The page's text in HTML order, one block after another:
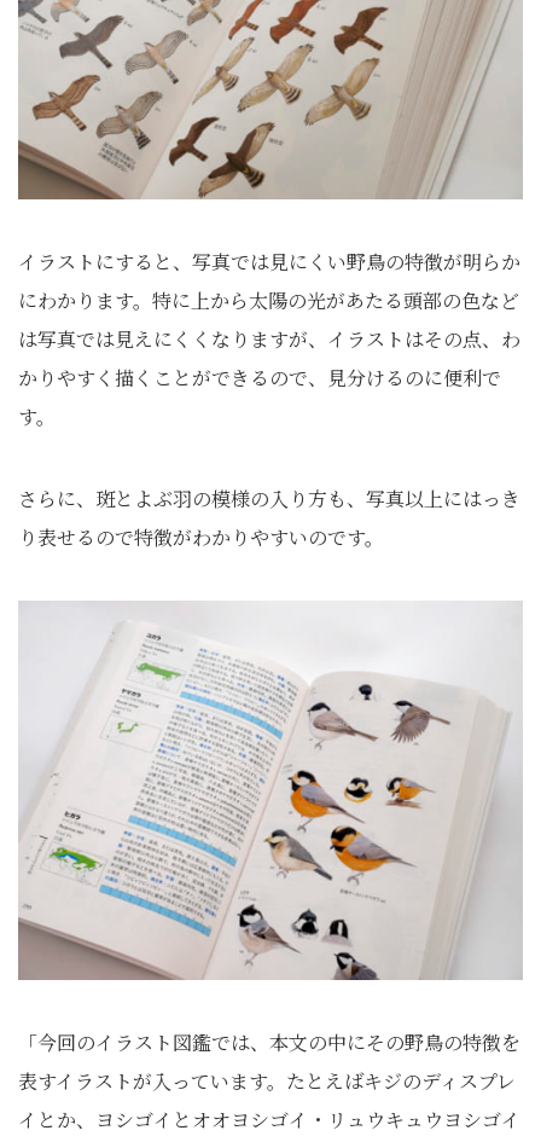
イラストにすると、写真では見にくい野鳥の特徴が明らか
にわかります。特に上から太陽の光があたる頭部の色など
は写真では見えにくくなりますが、イラストはその点、わ
かりやすく描くことができるので、見分けるのに便利で
す。
さらに、斑とよぶ羽の模様の入り方も、写真以上にはっき
り表せるので特徴がわかりやすいのです。
「今回のイラスト図鑑では、本文の中にその野鳥の特徴を
表すイラストが入っています。たとえばキジのディスプレ
イとか、ヨシゴイとオオヨシゴイ・リュウキュウヨシゴイ